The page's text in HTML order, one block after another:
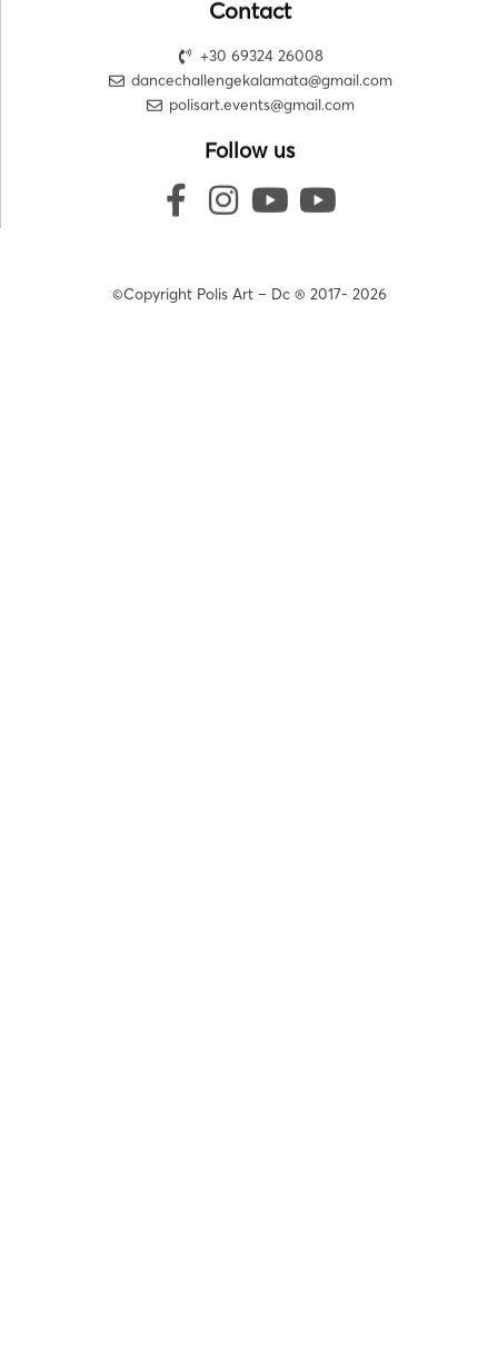
Contact
+30 69324 26008
dancechallengekalamata@gmail.com
polisart.events@gmail.com
Follow us
©Copyright Polis Art – Dc ® 2017- 2026